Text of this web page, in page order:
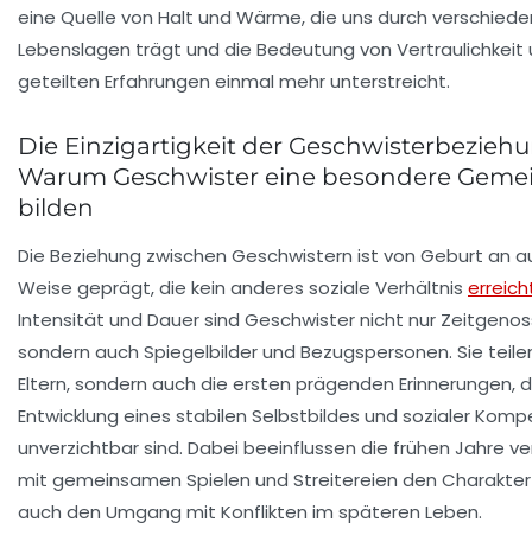
eine Quelle von Halt und Wärme, die uns durch
Lebenslagen trägt und die Bedeutung von Vertraulichkeit
geteilten Erfahrungen einmal mehr unterstreicht.
Die Einzigartigkeit der
Warum Geschwister eine besondere
bilden
Die Beziehung zwischen Geschwistern ist von Geburt an
Weise geprägt, die kein anderes soziale Verhältnis
Intensität und Dauer sind Geschwister nicht nur
sondern auch Spiegelbilder und Bezugspersonen. Sie
Eltern, sondern auch die ersten prägenden Erinnerungen,
Entwicklung eines stabilen Selbstbildes und sozialer
unverzichtbar sind. Dabei beeinflussen die frühen Jahre
mit gemeinsamen Spielen und Streitereien den
auch den Umgang mit Konflikten im späteren Leben.